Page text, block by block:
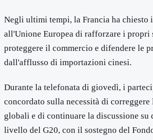
Negli ultimi tempi, la Francia ha chiesto
all'Unione Europea di rafforzare i propri
proteggere il commercio e difendere le
dall'afflusso di importazioni cinesi.
Durante la telefonata di giovedì, i
concordato sulla necessità di
globali e di continuare la discussione su
livello del G20, con il sostegno del